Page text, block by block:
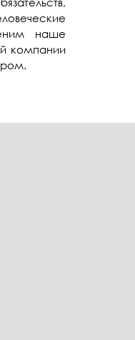
наше
компании